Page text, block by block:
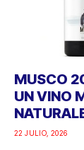
MUSCO
UN VINO
22 JULIO, 2026